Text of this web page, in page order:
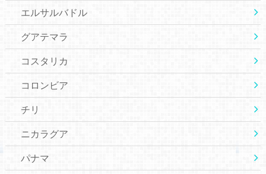
エルサルバドル
グアテマラ
コスタリカ
コロンビア
チリ
ニカラグア
パナマ